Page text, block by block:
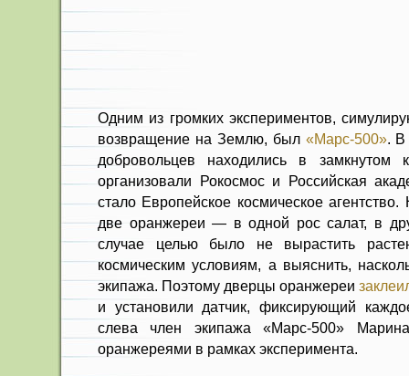
Одним из громких экспериментов,
возвращение на Землю, был «Марс-500». В
добровольцев находились в замкнутом
организовали Рокосмос и Российская
стало Европейское космическое
две оранжереи — в одной рос салат, в
случае целью было не вырастить
космическим условиям, а выяснить,
экипажа. Поэтому дверцы оранжереи
и установили датчик, фиксирующий
слева член экипажа «Марс-500»
оранжереями в рамках эксперимента.